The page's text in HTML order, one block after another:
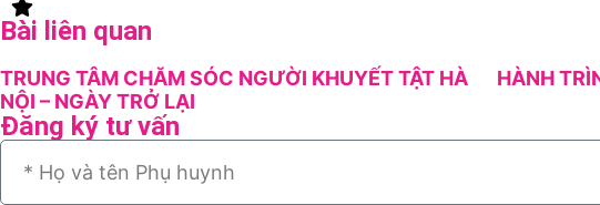
Bài liên quan
TRUNG TÂM CHĂM SÓC NGƯỜI KHUYẾT TẬT HÀ
NỘI – NGÀY TRỞ LẠI
HÀNH
Đăng ký tư vấn